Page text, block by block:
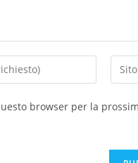
browser per la